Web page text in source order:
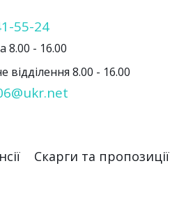
55-24
8.00 - 16.00
відділення 8.00 - 16.00
Скарги та пропозиції